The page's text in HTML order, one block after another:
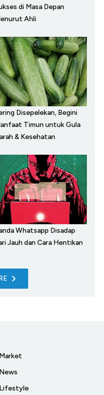
di Masa Depan
Ahli
Disepelekan, Begini
Timun untuk Gula
& Kesehatan
Whatsapp Disadap
Jauh dan Cara Hentikan
Market
News
Lifestyle